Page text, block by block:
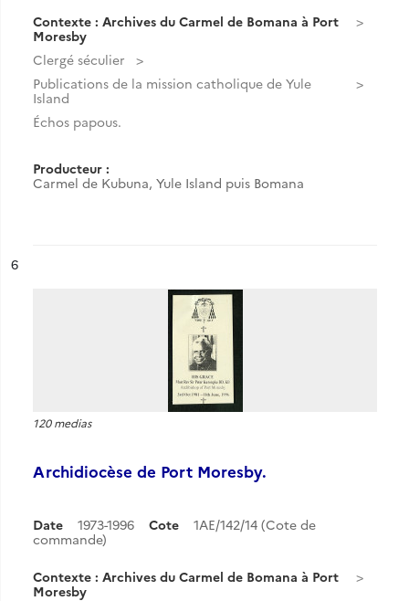
Contexte : Archives du Carmel de Bomana à Port
Moresby
Clergé séculier
Publications de la mission catholique de Yule
Island
Échos papous.
Producteur :
Carmel de Kubuna, Yule Island puis Bomana
n°
6
120 medias
Archidiocèse de Port Moresby.
Date 1973-1996 Cote
1AE/142/14 (Cote de
commande)
Contexte : Archives du Carmel de Bomana à Port
Moresby